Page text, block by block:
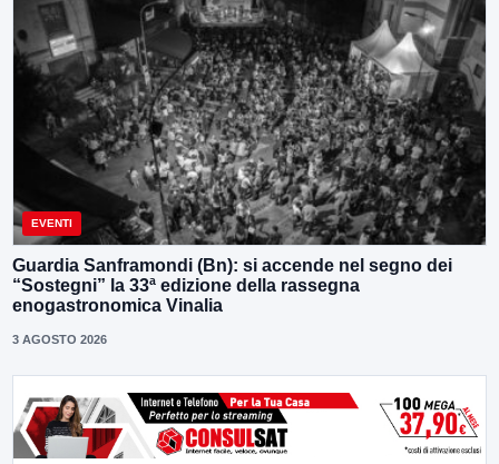
EVENTI
Guardia Sanframondi (Bn): si accende nel segno dei
“Sostegni” la 33ª edizione della rassegna
enogastronomica Vinalia
3 AGOSTO 2026